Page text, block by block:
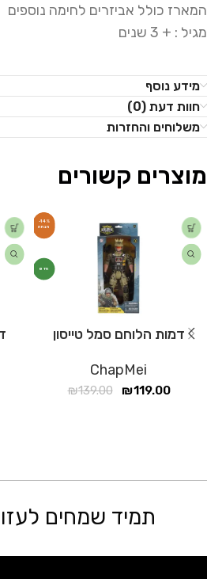
המארז כולל אביזרים לחימה נוספים
מגיל : + 3 שנים
מידע נוסף
חוות דעת (0)
משלוחים והחזרות
מוצרים קשורים
-14%
חדש
דמות הלוחם סמל טייסון
ChapMei
₪139.00 ₪119.00
תמיד שמחים